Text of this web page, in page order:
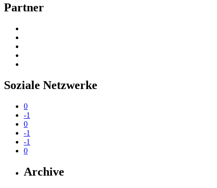
Partner
Soziale Netzwerke
0
-1
0
-1
-1
0
Archive